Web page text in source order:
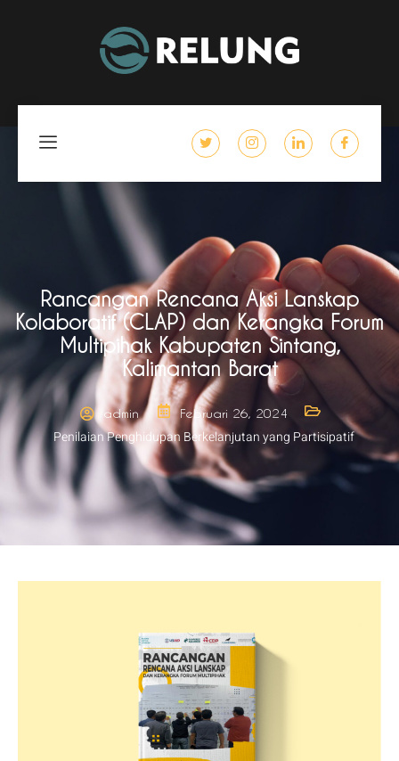
Rancangan Rencana Aksi Lanskap
Kolaboratif (CLAP) dan Kerangka Forum
Multipihak Kabupaten Sintang,
Kalimantan Barat
admin Februari 26, 2024
Penilaian Penghidupan Berkelanjutan yang Partisipatif